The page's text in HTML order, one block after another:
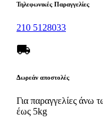
Τηλεφωνικές Παραγγελίες
210 5128033
local_shipping
Δωρεάν αποστολές
Για παραγγελίες άνω
έως 5kg